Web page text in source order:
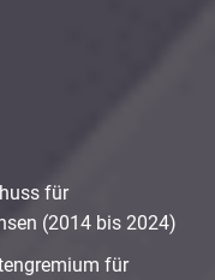
für
(2014 bis 2024)
für